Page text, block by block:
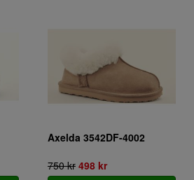
Axelda 3542DF-4002
750 kr 498 kr